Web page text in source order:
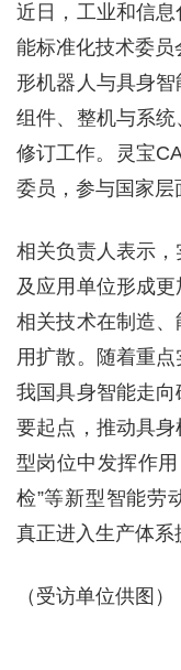
近日，工业和信
能标准化技术委员
形机器人与具身
组件、整机与系
修订工作。灵宝
委员，参与国家层
相关负责人表示
及应用单位形成
相关技术在制造
用扩散。随着重
我国具身智能走
要起点，推动具
型岗位中发挥作用
检”等新型智能劳
真正进入生产体系
（受访单位供图）